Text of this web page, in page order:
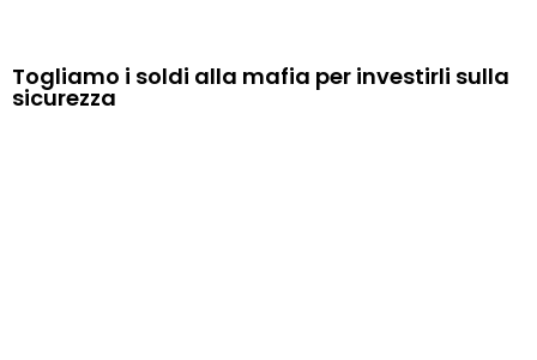
Togliamo i soldi alla mafia per investirli sulla
sicurezza